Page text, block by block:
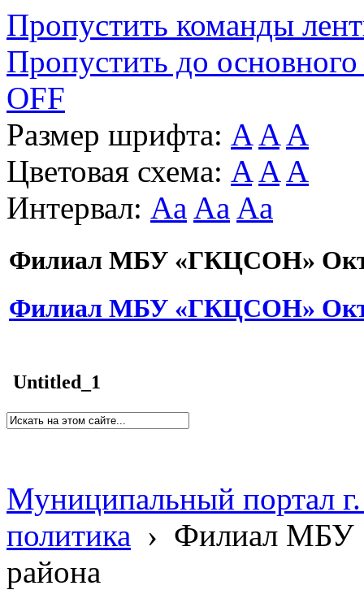
Пропустить команды
Пропустить до основного
OFF
Размер шрифта: A A A
Цветовая схема: A A A
Интервал: Aa Aa Aa
Филиал МБУ «ГКЦСОН»
Филиал МБУ «ГКЦСОН»
Untitled_1
Муниципальный портал
политика › Филиал МБУ
района